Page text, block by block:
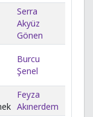
Serra
Akyüz
Gönen
Burcu
Şenel
Feyza
Akınerdem